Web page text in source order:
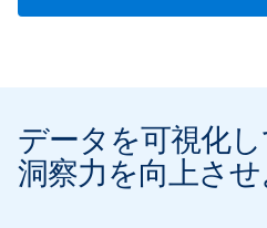
データを可視化
洞察力を向上させ